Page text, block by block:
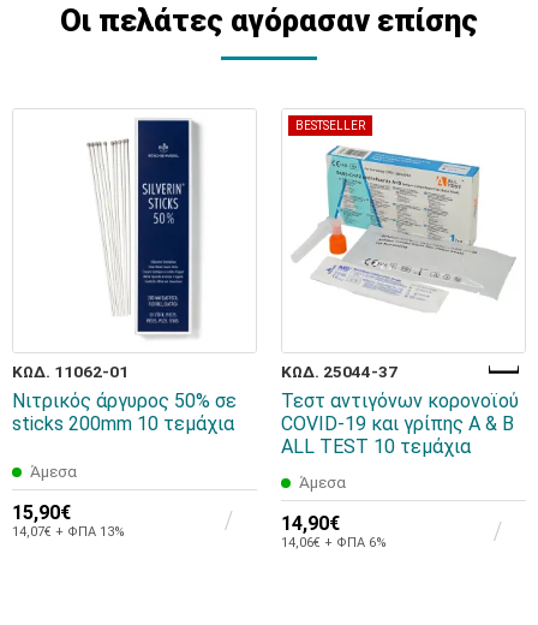
Οι πελάτες αγόρασαν επίσης
ΚΩΔ. 11062-01
Νιτρικός άργυρος 50% σε
sticks 200mm 10 τεμάχια
Άμεσα
15,90€
14,07€ + ΦΠΑ 13%
BESTSELLER
ΚΩΔ. 25044-37
Τεστ αντιγόνων κορονοϊού
COVID-19 και γρίπης Α & Β
ALL TEST 10 τεμάχια
Άμεσα
14,90€
14,06€ + ΦΠΑ 6%